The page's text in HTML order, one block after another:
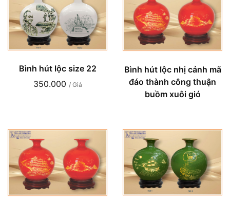
Bình hút lộc size 22
350.000 / Giá
Bình hút lộc nhị cảnh mã
đáo thành công thuận
buồm xuôi gió